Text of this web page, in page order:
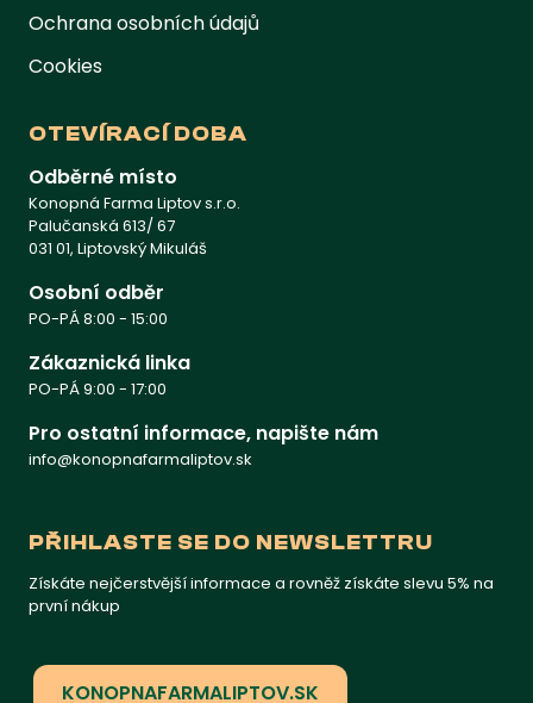
Ochrana osobních údajů
Cookies
OTEVÍRACÍ DOBA
Odběrné místo
Konopná Farma Liptov s.r.o.
Palučanská 613/ 67
031 01, Liptovský Mikuláš
Osobní odběr
PO-PÁ 8:00 - 15:00
Zákaznická linka
PO-PÁ 9:00 - 17:00
Pro ostatní informace, napište nám
info@konopnafarmaliptov.sk
PŘIHLASTE SE DO NEWSLETTRU
Získáte nejčerstvější informace a rovněž získáte slevu 5% na
první nákup
KONOPNAFARMALIPTOV.SK